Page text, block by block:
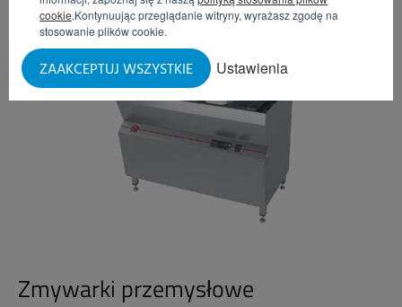
cookie.Kontynuując przeglądanie witryny, wyrażasz zgodę na
stosowanie plików cookie.
Ustawienia
ZAAKCEPTUJ WSZYSTKIE
Zmywarki przemysłowe